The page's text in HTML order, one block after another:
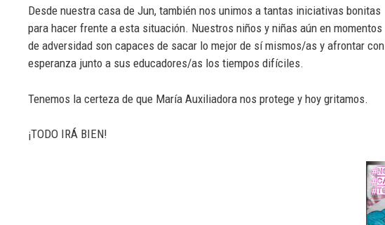
Desde nuestra casa de Jun, también nos unimos a tantas iniciativas bonitas
para hacer frente a esta situación. Nuestros niños y niñas aún en momentos
de adversidad son capaces de sacar lo mejor de sí mismos/as y afrontar con
esperanza junto a sus educadores/as los tiempos difíciles.
Tenemos la certeza de que María Auxiliadora nos protege y hoy gritamos.
¡TODO IRÁ BIEN!